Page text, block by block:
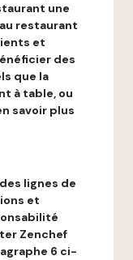
une
restaurant
et
des
que la
à table, ou
savoir plus
lignes de
et
Zenchef
6 ci-